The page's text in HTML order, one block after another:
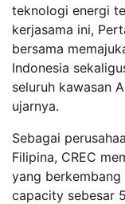
teknologi energi
kerjasama ini,
bersama
Indonesia
seluruh kawasan
ujarnya.
Sebagai
Filipina, CREC
yang
capacity sebesar